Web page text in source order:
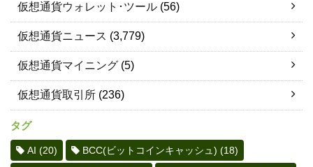
仮想通貨ウォレット･ツール (56)
仮想通貨ニュース (3,779)
仮想通貨マイニング (5)
仮想通貨取引所 (236)
タグ
AI (20) BCC(ビットコインキャッシュ) (18)